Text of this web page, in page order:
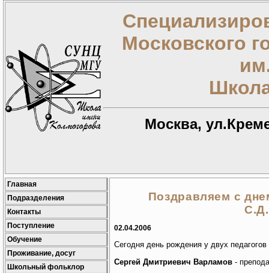
Московского
Москва,
Главная
Подразделения
Контакты
Поступление
Обучение
Проживание, досуг
Школьный фольклор
Поздравляем с
02.04.2006
Сегодня день рождения у двух
Сергей Дмитриевич Варламов -